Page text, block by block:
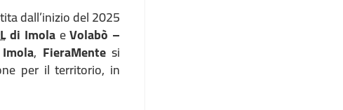
dall’inizio del 2025
di ImolaeVolabò –
, FieraMentesi
per il territorio, in